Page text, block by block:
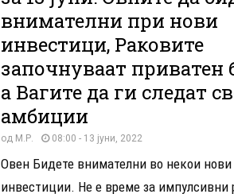
внимателни при нови
инвестици, Раковите
започнуваат приватен
а Вагите да ги следат
амбиции
од М.Р. 08:00 - 13 јуни, 2022
Овен Бидете внимателни во некои нови
инвестиции. Не е време за импулсивни